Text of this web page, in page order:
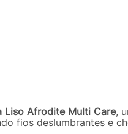
Care - EB135
Liso Afrodite Multi Care,
fios deslumbrantes e